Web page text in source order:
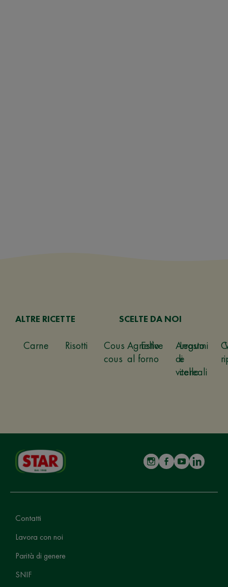
ALTRE RICETTE
Carne Risotti
Cous
cous
Estive
Legumi
e
cereali
SCELTE DA NOI
Agnello
al forno
Arrosto
di
vitello
Contatti
Lavora con noi
Parità di genere
SNIF